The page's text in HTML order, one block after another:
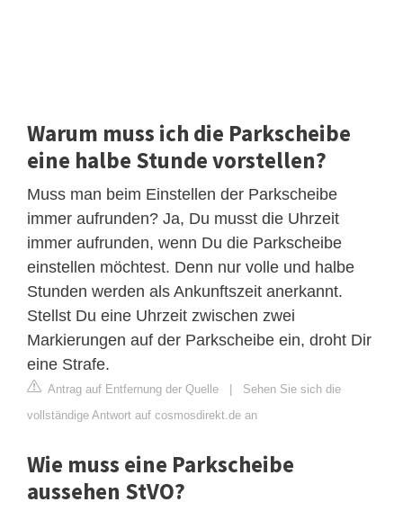
Warum muss ich die Parkscheibe
eine halbe Stunde vorstellen?
Muss man beim Einstellen der Parkscheibe
immer aufrunden? Ja, Du musst die Uhrzeit
immer aufrunden, wenn Du die Parkscheibe
einstellen möchtest. Denn nur volle und halbe
Stunden werden als Ankunftszeit anerkannt.
Stellst Du eine Uhrzeit zwischen zwei
Markierungen auf der Parkscheibe ein, droht Dir
eine Strafe.
Antrag auf Entfernung der Quelle | Sehen Sie sich die
vollständige Antwort auf cosmosdirekt.de an
Wie muss eine Parkscheibe
aussehen StVO?